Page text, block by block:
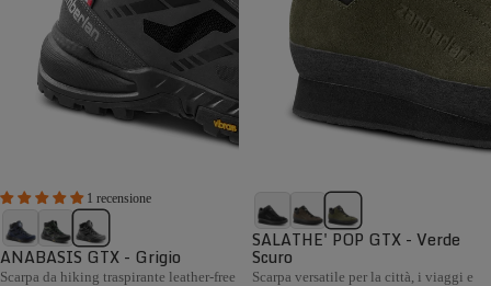
1 recensione
ANABASIS GTX - Grigio
Scarpa da hiking traspirante leather-free
SALATHE' POP GTX - Verde
Scuro
Scarpa versatile per la città, i viaggi e